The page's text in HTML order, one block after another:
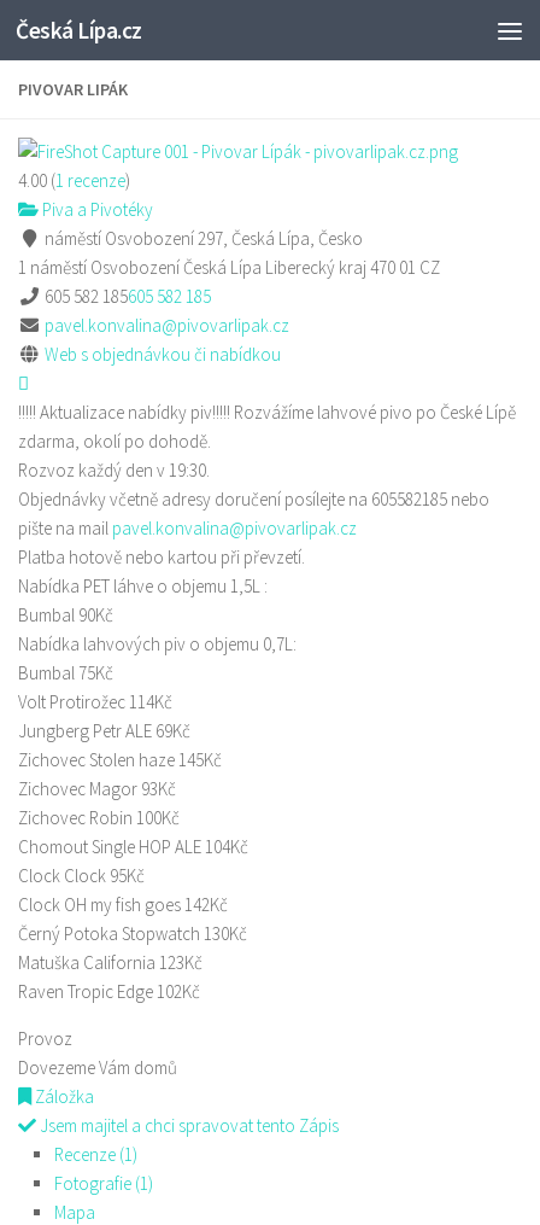
Skip to content
Česká Lípa.cz
PIVOVAR LIPÁK
4.00 (1 recenze)
Piva a Pivotéky
náměstí Osvobození 297, Česká Lípa, Česko
1 náměstí Osvobození Česká Lípa Liberecký kraj470 01 CZ
605 582 185605 582 185
pavel.konvalina@pivovarlipak.cz
Web s objednávkou či nabídkou
!!!!! Aktualizace nabídky piv!!!!! Rozvážíme lahvové pivo po České Lípě
zdarma, okolí po dohodě.
Rozvoz každý den v 19:30.
Objednávky včetně adresy doručení posílejte na 605582185 nebo
pište na mail pavel.konvalina@pivovarlipak.cz
Platba hotově nebo kartou při převzetí.
Nabídka PET láhve o objemu 1,5L :
Bumbal 90Kč
Nabídka lahvových piv o objemu 0,7L:
Bumbal 75Kč
Volt Protirožec 114Kč
Jungberg Petr ALE 69Kč
Zichovec Stolen haze 145Kč
Zichovec Magor 93Kč
Zichovec Robin 100Kč
Chomout Single HOP ALE 104Kč
Clock Clock 95Kč
Clock OH my fish goes 142Kč
Černý Potoka Stopwatch 130Kč
Matuška California 123Kč
Raven Tropic Edge 102Kč
Provoz
Dovezeme Vám domů
Záložka
Jsem majitel a chci spravovat tento Zápis
Recenze (1)
Fotografie (1)
Mapa